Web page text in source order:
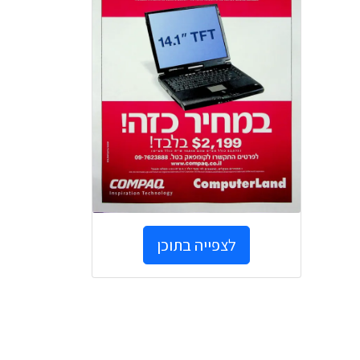
לצפייה בתוכן